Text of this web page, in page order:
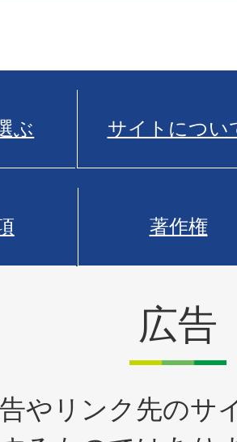
ぶ サイトについ
著作権
広告
やリンク先のサ